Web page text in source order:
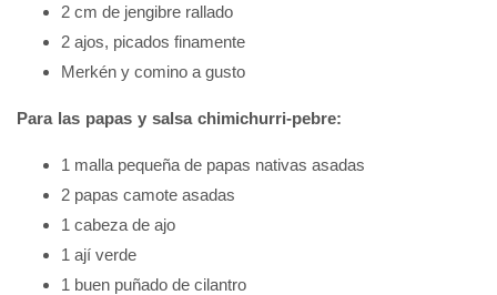
2 cm de jengibre rallado
2 ajos, picados finamente
Merkén y comino a gusto
Para las papas y salsa chimichurri-pebre:
1 malla pequeña de papas nativas asadas
2 papas camote asadas
1 cabeza de ajo
1 ají verde
1 buen puñado de cilantro